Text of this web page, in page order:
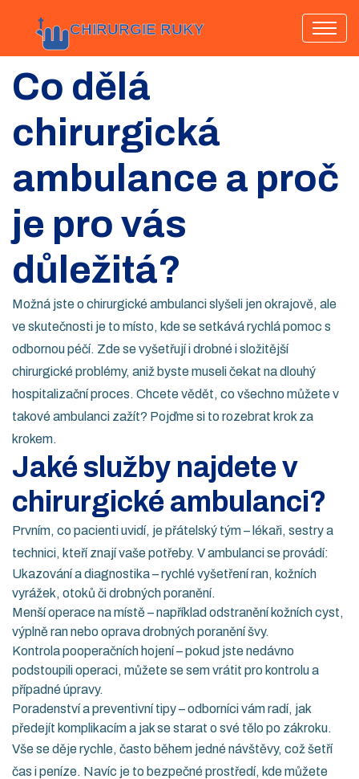
Co dělá
chirurgická
ambulance a proč
je pro vás
důležitá?
Možná jste o chirurgické ambulanci slyšeli jen okrajově, ale
ve skutečnosti je to místo, kde se setkává rychlá pomoc s
odbornou péčí. Zde se vyšetřují i drobné i složitější
chirurgické problémy, aniž byste museli čekat na dlouhý
hospitalizační proces. Chcete vědět, co všechno můžete v
takové ambulanci zažít? Pojďme si to rozebrat krok za
krokem.
Jaké služby najdete v
chirurgické ambulanci?
Prvním, co pacienti uvidí, je přátelský tým – lékaři, sestry a
technici, kteří znají vaše potřeby. V ambulanci se provádí:
Ukazování a diagnostika – rychlé vyšetření ran, kožních
vyrážek, otoků či drobných poranění.
Menší operace na místě – například odstranění kožních cyst,
výplně ran nebo oprava drobných poranění švy.
Kontrola pooperačních hojení – pokud jste nedávno
podstoupili operaci, můžete se sem vrátit pro kontrolu a
případné úpravy.
Poradenství a preventivní tipy – odborníci vám radí, jak
předejít komplikacím a jak se starat o své tělo po zákroku.
Vše se děje rychle, často během jedné návštěvy, což šetří
čas i peníze. Navíc je to bezpečné prostředí, kde můžete